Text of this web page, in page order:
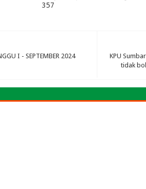
357
KPU
tidak
I - SEPTEMBER 2024